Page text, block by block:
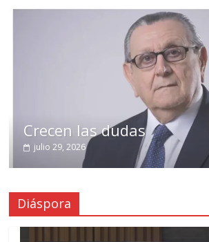
Crecen las dudas
julio 29, 2026
Diáspora